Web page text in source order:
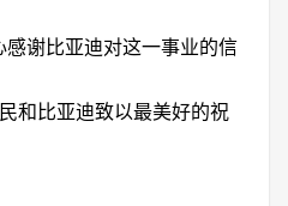
感谢比亚迪对这一事业的信
和比亚迪致以最美好的祝